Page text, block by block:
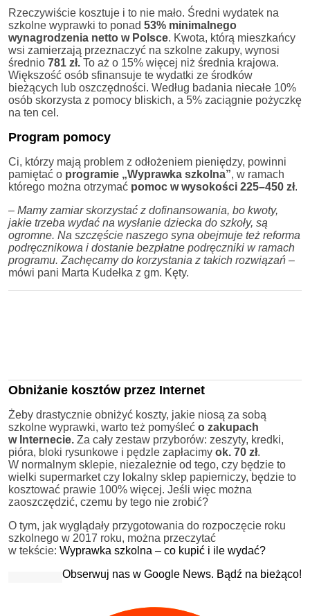
Rzeczywiście kosztuje i to nie mało. Średni wydatek na
szkolne wyprawki to ponad 53% minimalnego
wynagrodzenia netto w Polsce. Kwota, którą mieszkańcy
wsi zamierzają przeznaczyć na szkolne zakupy, wynosi
średnio 781 zł. To aż o 15% więcej niż średnia krajowa.
Większość osób sfinansuje te wydatki ze środków
bieżących lub oszczędności. Według badania niecałe 10%
osób skorzysta z pomocy bliskich, a 5% zaciągnie pożyczkę
na ten cel.
Program pomocy
Ci, którzy mają problem z odłożeniem pieniędzy, powinni
pamiętać o programie „Wyprawka szkolna”, w ramach
którego można otrzymać pomoc w wysokości 225–450 zł.
– Mamy zamiar skorzystać z dofinansowania, bo kwoty,
jakie trzeba wydać na wysłanie dziecka do szkoły, są
ogromne. Na szczęście naszego syna obejmuje też reforma
podręcznikowa i dostanie bezpłatne podręczniki w ramach
programu. Zachęcamy do korzystania z takich rozwiązań –
mówi pani Marta Kudełka z gm. Kęty.
Obniżanie kosztów przez Internet
Żeby drastycznie obniżyć koszty, jakie niosą za sobą
szkolne wyprawki, warto też pomyśleć o zakupach
w Internecie. Za cały zestaw przyborów: zeszyty, kredki,
pióra, bloki rysunkowe i pędzle zapłacimy ok. 70 zł.
W normalnym sklepie, niezależnie od tego, czy będzie to
wielki supermarket czy lokalny sklep papierniczy, będzie to
kosztować prawie 100% więcej. Jeśli więc można
zaoszczędzić, czemu by tego nie zrobić?
O tym, jak wyglądały przygotowania do rozpoczęcie roku
szkolnego w 2017 roku, można przeczytać
w tekście: Wyprawka szkolna – co kupić i ile wydać?
Obserwuj nas w Google News. Bądź na bieżąco!